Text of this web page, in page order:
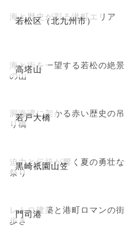
若松区（北九州市）
海と歴史が彩る港町エリア
高塔山
海と街を一望する若松の絶景
の山
若戸大橋
洞海湾に架かる赤い歴史の吊
り橋
黒崎祇園山笠
迫力と伝統が響く夏の勇壮な
祭り
門司港
レトロ建築と港町ロマンの街
歩き